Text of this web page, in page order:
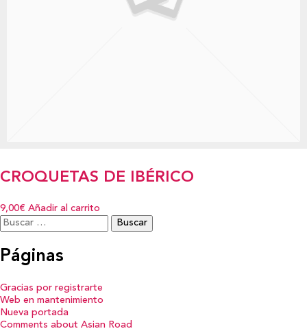
CROQUETAS DE IBÉRICO
9,00€ Añadir al carrito
Buscar:
Páginas
Gracias por registrarte
Web en mantenimiento
Nueva portada
Comments about Asian Road